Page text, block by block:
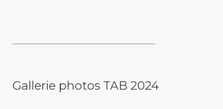
Gallerie photos TAB 2024